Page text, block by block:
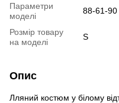
Параметри
моделі
88-61-90
Розмір товару
на моделі
S
Опис
Лляний костюм у білому